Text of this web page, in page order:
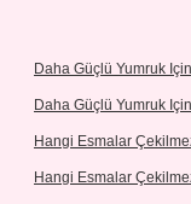
Daha Güçlü Yumruk
Daha Güçlü Yumruk
Hangi Esmalar
Hangi Esmalar